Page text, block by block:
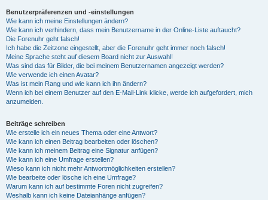
Benutzerpräferenzen und -einstellungen
Wie kann ich meine Einstellungen ändern?
Wie kann ich verhindern, dass mein Benutzername in der Online-Liste auftaucht?
Die Forenuhr geht falsch!
Ich habe die Zeitzone eingestellt, aber die Forenuhr geht immer noch falsch!
Meine Sprache steht auf diesem Board nicht zur Auswahl!
Was sind das für Bilder, die bei meinem Benutzernamen angezeigt werden?
Wie verwende ich einen Avatar?
Was ist mein Rang und wie kann ich ihn ändern?
Wenn ich bei einem Benutzer auf den E-Mail-Link klicke, werde ich aufgefordert, mich
anzumelden.
Beiträge schreiben
Wie erstelle ich ein neues Thema oder eine Antwort?
Wie kann ich einen Beitrag bearbeiten oder löschen?
Wie kann ich meinem Beitrag eine Signatur anfügen?
Wie kann ich eine Umfrage erstellen?
Wieso kann ich nicht mehr Antwortmöglichkeiten erstellen?
Wie bearbeite oder lösche ich eine Umfrage?
Warum kann ich auf bestimmte Foren nicht zugreifen?
Weshalb kann ich keine Dateianhänge anfügen?